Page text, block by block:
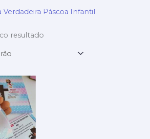
Verdadeira Páscoa Infantil
resultado